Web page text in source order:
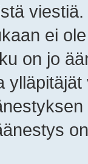
ei
on jo